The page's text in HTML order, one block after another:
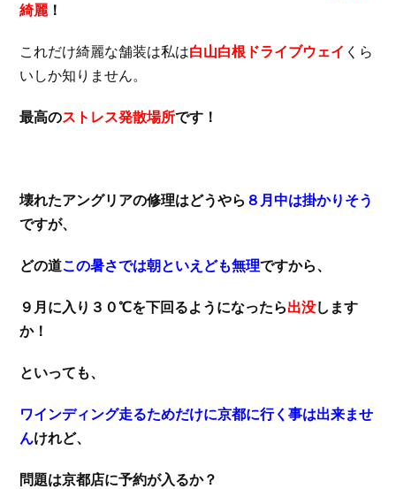
綺麗 ！
これだけ綺麗な舗装は私は白山白根ドライブウェイ くら
いしか知りません。
最高のストレス発散場所です！
壊れたアングリアの修理はどうやら ８月中は掛かりそう
ですが、
どの道この暑さでは朝といえども無理ですから、
９月に入り３０℃を下回るようになったら出没します
か！
といっても、
ワインディング走るためだけに京都に行く事は出来ませ
んけれど、
問題は京都店に予約が入るか？